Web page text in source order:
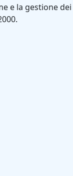
e la gestione